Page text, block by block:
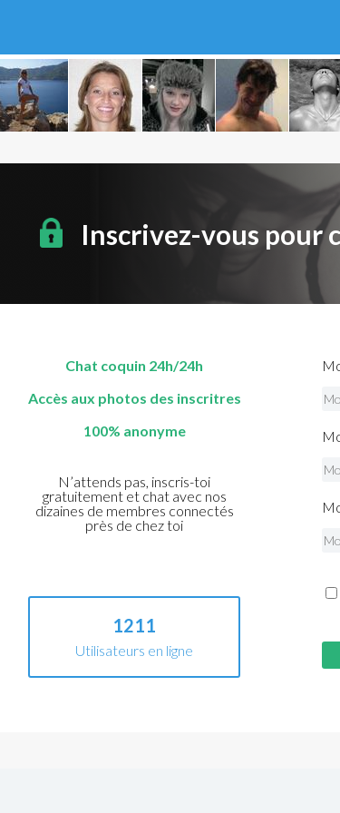
Inscrivez-vous pour
Chat coquin 24h/24h
Accès aux photos des inscritres
100% anonyme
N’attends pas, inscris-toi
gratuitement et chat avec nos
dizaines de membres connectés
près de chez toi
1211
Utilisateurs en ligne